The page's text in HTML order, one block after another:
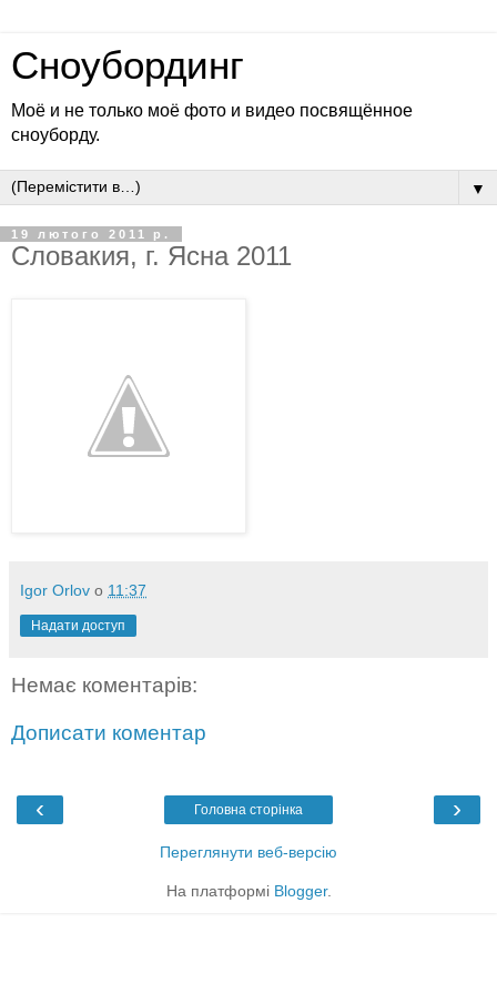
Сноубординг
Моё и не только моё фото и видео посвящённое
сноуборду.
▼
19 лютого 2011 р.
Словакия, г. Ясна 2011
Igor Orlov о 11:37
Надати доступ
Немає коментарів:
Дописати коментар
‹ ›
Головна сторінка
Переглянути веб-версію
На платформі Blogger.